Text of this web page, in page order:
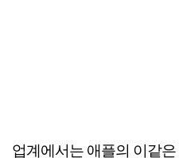
업계에서는 애플의 이같